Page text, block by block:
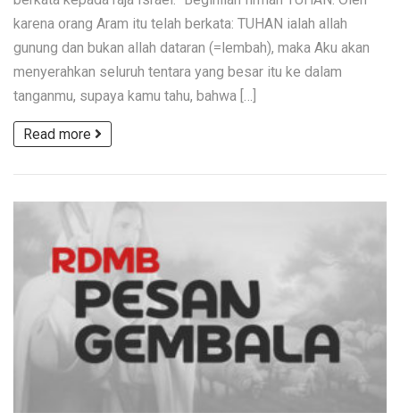
karena orang Aram itu telah berkata: TUHAN ialah allah
gunung dan bukan allah dataran (=lembah), maka Aku akan
menyerahkan seluruh tentara yang besar itu ke dalam
tanganmu, supaya kamu tahu, bahwa […]
Read more